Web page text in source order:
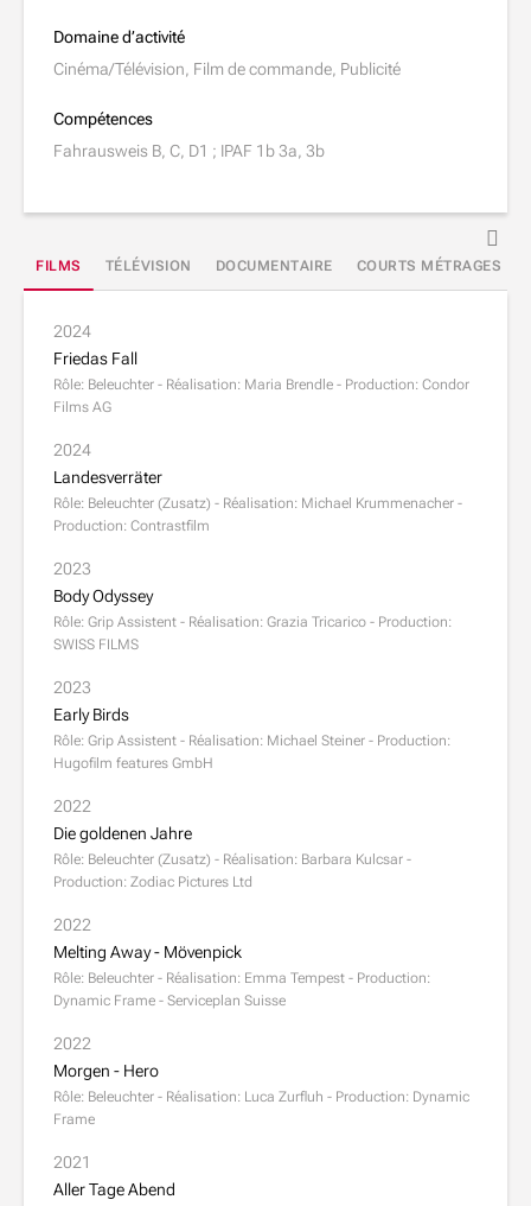
Domaine d’activité
Cinéma/Télévision, Film de commande, Publicité
Compétences
Fahrausweis B, C, D1 ; IPAF 1b 3a, 3b
FILMS TÉLÉVISION DOCUMENTAIRE COURTS MÉTRAGES
2024
Friedas Fall
Rôle: Beleuchter - Réalisation: Maria Brendle - Production: Condor
Films AG
2024
Landesverräter
Rôle: Beleuchter (Zusatz) - Réalisation: Michael Krummenacher -
Production: Contrastfilm
2023
Body Odyssey
Rôle: Grip Assistent - Réalisation: Grazia Tricarico - Production:
SWISS FILMS
2023
Early Birds
Rôle: Grip Assistent - Réalisation: Michael Steiner - Production:
Hugofilm features GmbH
2022
Die goldenen Jahre
Rôle: Beleuchter (Zusatz) - Réalisation: Barbara Kulcsar -
Production: Zodiac Pictures Ltd
2022
Melting Away - Mövenpick
Rôle: Beleuchter - Réalisation: Emma Tempest - Production:
Dynamic Frame - Serviceplan Suisse
2022
Morgen - Hero
Rôle: Beleuchter - Réalisation: Luca Zurfluh - Production: Dynamic
Frame
2021
Aller Tage Abend